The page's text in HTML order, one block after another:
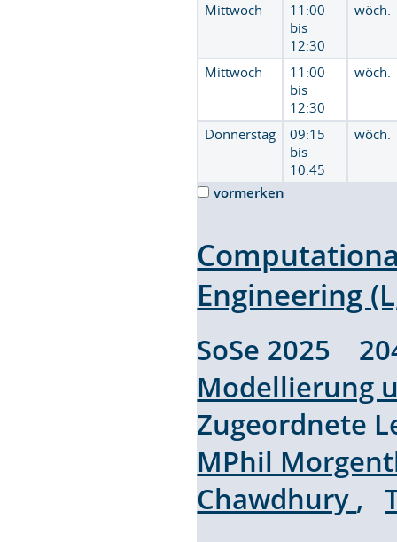
Mittwoch
11:00
bis
12:30
wöch.
Mittwoch
11:00
bis
12:30
wöch.
Donnerstag
09:15
bis
10:45
wöch.
vormerken
Engineering
SoSe 2025
Modellierung
Zugeordnete
MPhil
Chawdhury ,